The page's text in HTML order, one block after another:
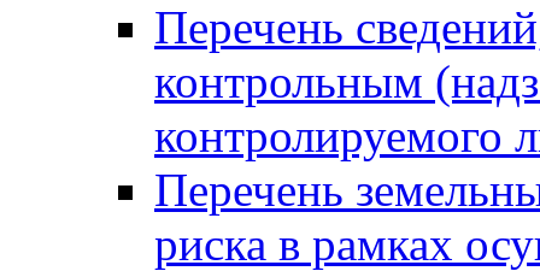
Перечень
контрольным
контролируемого
Перечень
риска в рамках